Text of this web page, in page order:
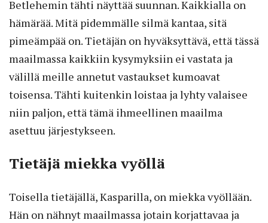
Betlehemin tähti näyttää suunnan. Kaikkialla on
hämärää. Mitä pidemmälle silmä kantaa, sitä
pimeämpää on. Tietäjän on hyväksyttävä, että tässä
maailmassa kaikkiin kysymyksiin ei vastata ja
välillä meille annetut vastaukset kumoavat
toisensa. Tähti kuitenkin loistaa ja lyhty valaisee
niin paljon, että tämä ihmeellinen maailma
asettuu järjestykseen.
Tietäjä miekka vyöllä
Toisella tietäjällä, Kasparilla, on miekka vyöllään.
Hän on nähnyt maailmassa jotain korjattavaa ja